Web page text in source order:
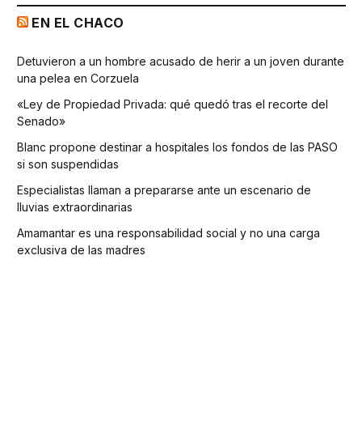
EN EL CHACO
Detuvieron a un hombre acusado de herir a un joven durante
una pelea en Corzuela
«Ley de Propiedad Privada: qué quedó tras el recorte del
Senado»
Blanc propone destinar a hospitales los fondos de las PASO
si son suspendidas
Especialistas llaman a prepararse ante un escenario de
lluvias extraordinarias
Amamantar es una responsabilidad social y no una carga
exclusiva de las madres